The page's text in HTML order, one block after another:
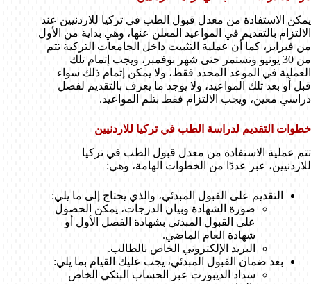
يمكن الاستفادة من معدل قبول الطب في تركيا للاردنيين عند
الالتزام بالتقديم في المواعيد المعلن عنها، وهي بداية من الأول
من فبراير، كما أن عملية التثبيت داخل الجامعات التركية تتم
من 30 يونيو وتستمر حتى شهر نوفمبر، ويجب إتمام تلك
العملية في الموعد المحدد فقط، ولا يمكن إتمام ذلك سواء
قبل أو بعد تلك المواعيد، ولا يوجد ما يعرف بالتقديم لفصل
دراسي معين، ويجب الالتزام فقط بتلم المواعيد.
خطوات التقديم لدراسة الطب في تركيا للاردنيين
تتم عملية الاستفادة من معدل قبول الطب في تركيا
للاردنيين، عبر عددًا من الخطوات الهامة، وهي:
التقديم على القبول المبدئي، والذي يحتاج إلى ما يلي:
صورة الشهادة وبيان الدرجات، يمكن الحصول
على القبول المبدئي بشهادة الفصل الأول أو
شهادة العام الماضي.
البريد الإلكتروني الخاص بالطالب.
بعد ضمان القبول المبدئي، يجب عليك القيام بما يلي:
سداد الديبوزت عبر الحساب البنكي الخاص